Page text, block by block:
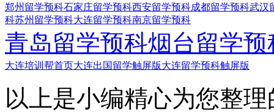
郑州留学预科石家庄留学预科西安留学预科成都留学预科武汉
科苏州留学预科大连留学预科南京留学预科
青岛留学预科烟台留学预
大连培训帮首页大连出国留学触屏版大连留学预科触屏版
以上是小编精心为您整